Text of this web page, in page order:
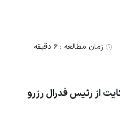
زمان مطالعه : ۶ دقیقه
از رئیس فدرال رزرو